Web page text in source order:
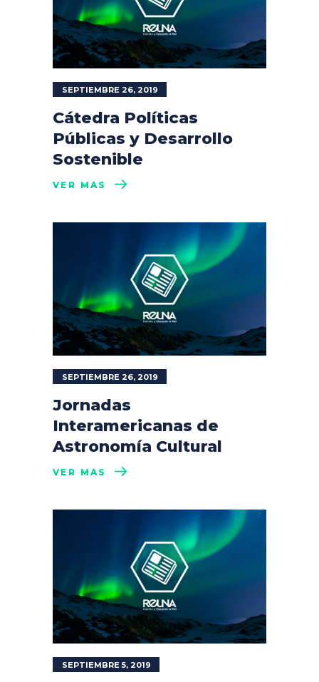
SEPTIEMBRE 26, 2019
Cátedra Políticas
Públicas y Desarrollo
Sostenible
VER MÁS
SEPTIEMBRE 26, 2019
Jornadas
Interamericanas de
Astronomía Cultural
VER MÁS
SEPTIEMBRE 5, 2019